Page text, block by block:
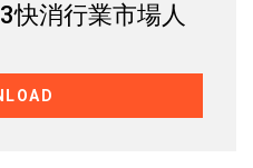
快消行業市場人